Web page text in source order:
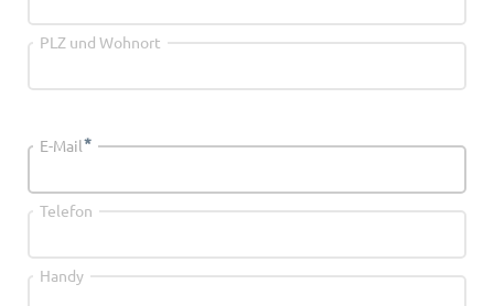
PLZ und Wohnort
E-Mail*
Telefon
Handy